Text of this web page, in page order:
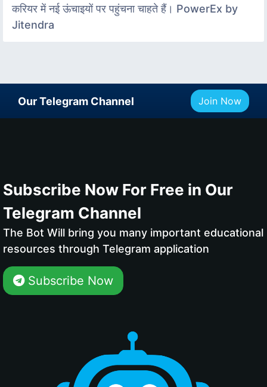
करियर में नई ऊंचाइयों पर पहुंचना चाहते हैं। PowerEx by
Jitendra
Our Telegram Channel Join Now
Subscribe Now For Free in Our
Telegram Channel
The Bot Will bring you many important educational
resources through Telegram application
Subscribe Now